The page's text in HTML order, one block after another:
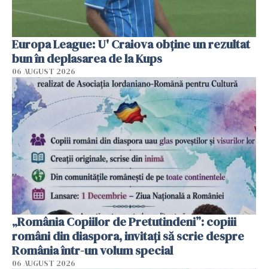
Europa League: U' Craiova obține un rezultat
bun în deplasarea de la Kups
06 AUGUST 2026
„România Copiilor de Pretutindeni”: copiii
români din diaspora, invitați să scrie despre
România într-un volum special
06 AUGUST 2026